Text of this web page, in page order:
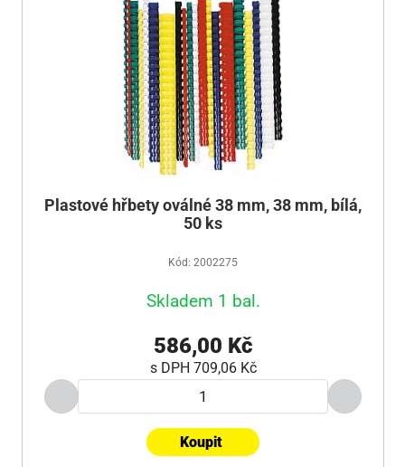
Plastové hřbety oválné 38 mm, 38 mm, bílá,
50 ks
Kód: 2002275
Skladem 1 bal.
586,00 Kč
s DPH 709,06 Kč
Koupit